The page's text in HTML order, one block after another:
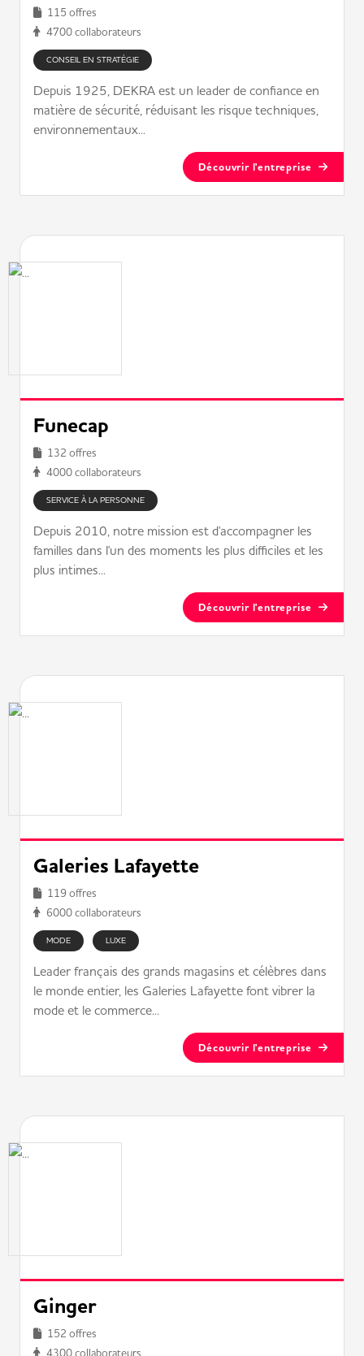
115 offres
4700 collaborateurs
CONSEIL EN STRATÉGIE
Depuis 1925, DEKRA est un leader de confiance en
matière de sécurité, réduisant les risque techniques,
environnementaux...
Découvrir l'entreprise
Funecap
132 offres
4000 collaborateurs
SERVICE À LA PERSONNE
Depuis 2010, notre mission est d'accompagner les
familles dans l'un des moments les plus difficiles et les
plus intimes...
Découvrir l'entreprise
Galeries Lafayette
119 offres
6000 collaborateurs
MODE LUXE
Leader français des grands magasins et célèbres dans
le monde entier, les Galeries Lafayette font vibrer la
mode et le commerce...
Découvrir l'entreprise
Ginger
152 offres
4300 collaborateurs